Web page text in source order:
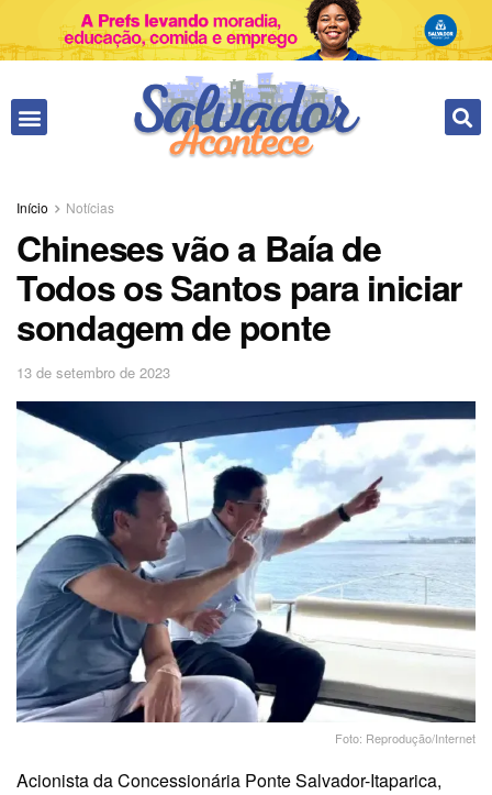
Início Notícias
Chineses vão a Baía de
Todos os Santos para iniciar
sondagem de ponte
13 de setembro de 2023
Foto: Reprodução/Internet
Acionista da Concessionária Ponte Salvador-Itaparica,